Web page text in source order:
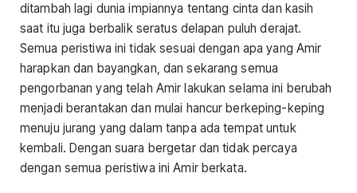
ditambah lagi dunia impiannya tentang cinta dan kasih
saat itu juga berbalik seratus delapan puluh derajat.
Semua peristiwa ini tidak sesuai dengan apa yang Amir
harapkan dan bayangkan, dan sekarang semua
pengorbanan yang telah Amir lakukan selama ini berubah
menjadi berantakan dan mulai hancur berkeping-keping
menuju jurang yang dalam tanpa ada tempat untuk
kembali. Dengan suara bergetar dan tidak percaya
dengan semua peristiwa ini Amir berkata.